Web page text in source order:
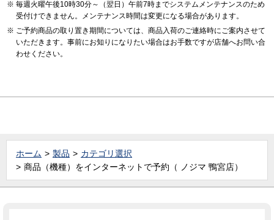
毎週火曜午後10時30分～（翌日）午前7時までシステムメンテナンスのため
受付けできません。メンテナンス時間は変更になる場合があります。
ご予約商品の取り置き期間については、商品入荷のご連絡時にご案内させて
いただきます。事前にお知りになりたい場合はお手数ですが店舗へお問い合
わせください。
ホーム 製品
カテゴリ選択
商品（機種）をインターネットで予約（ ノジマ 鴨宮店）